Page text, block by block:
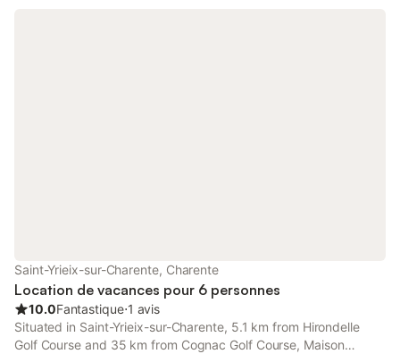
Saint-Yrieix-sur-Charente, Charente
Location de vacances pour 6 personnes
10.0Fantastique⋅1 avis
Situated in Saint-Yrieix-sur-Charente, 5.1 km from Hirondelle
Golf Course and 35 km from Cognac Golf Course, Maison